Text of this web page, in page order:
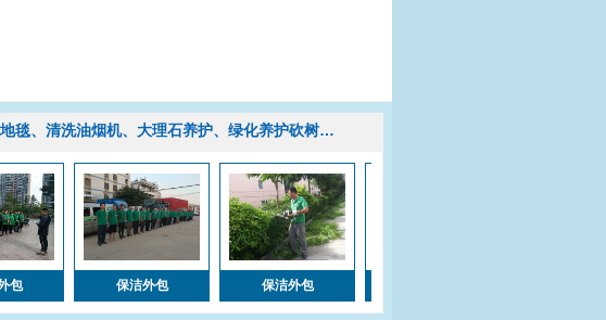
毯、清洗油烟机、大理石养护、绿化养护砍树…